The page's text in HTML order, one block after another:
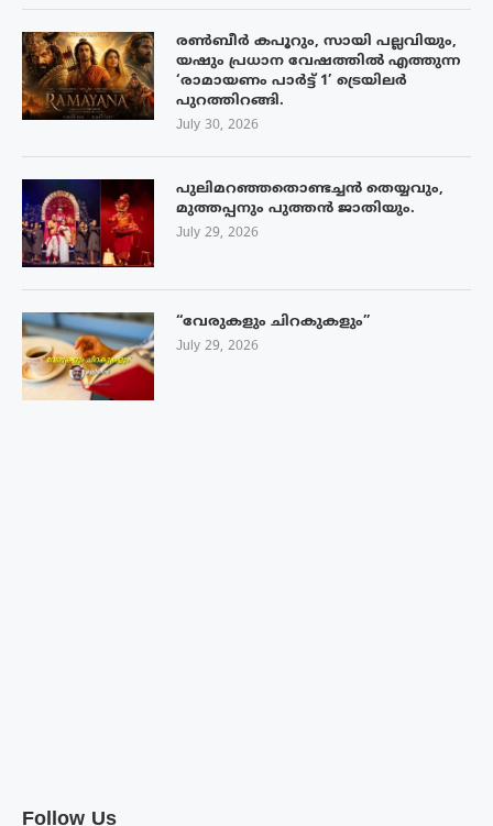
രൺബീർ കപൂറും, സായി പല്ലവിയും,
യഷും പ്രധാന വേഷത്തിൽ എത്തുന്ന
‘രാമായണം പാർട്ട് 1’ ട്രെയിലർ
പുറത്തിറങ്ങി.
July 30, 2026
പുലിമറഞ്ഞതൊണ്ടച്ചൻ തെയ്യവും,
മുത്തപ്പനും പുത്തൻ ജാതിയും.
July 29, 2026
“വേരുകളും ചിറകുകളും”
July 29, 2026
Follow Us